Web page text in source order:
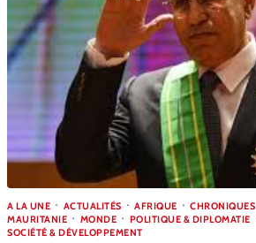
A LA UNE ACTUALITÉS AFRIQUE CHRONIQUES
MAURITANIE
MONDE
POLITIQUE & DIPLOMATIE
SOCIÉTÉ & DÉVELOPPEMENT